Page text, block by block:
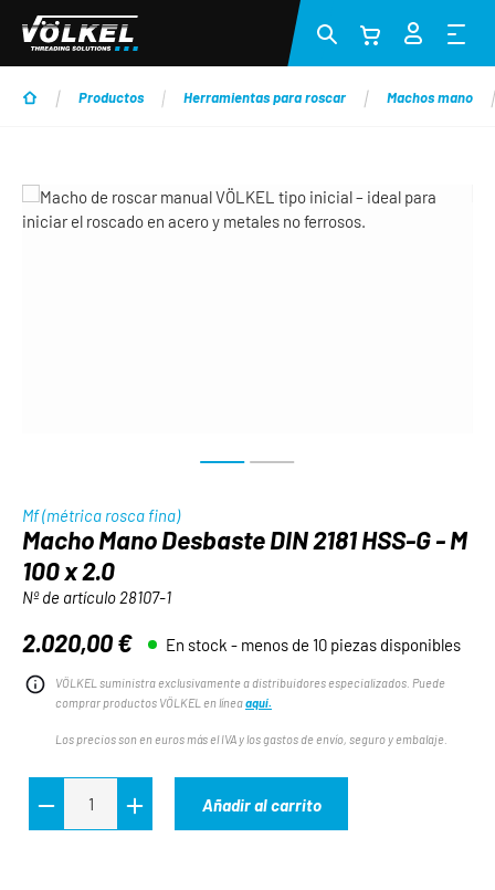
Saltar al contenido principal
Productos Herramientas para roscar Machos mano
Omitir galería de imágenes
Mf (métrica rosca fina)
Macho Mano Desbaste DIN 2181 HSS-G - M
100 x 2.0
Nº de artículo 28107-1
Precio normal:
2.020,00 € En stock - menos de 10 piezas disponibles
VÖLKEL suministra exclusivamente a distribuidores especializados. Puede
comprar productos VÖLKEL en líneaaquí.
Los precios son en euros más el IVA y los gastos de envío, seguro y embalaje.
Añadir al carrito